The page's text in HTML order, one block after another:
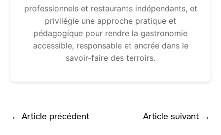
professionnels et restaurants indépendants, et
privilégie une approche pratique et
pédagogique pour rendre la gastronomie
accessible, responsable et ancrée dans le
savoir-faire des terroirs.
← Article précédent Article suivant →